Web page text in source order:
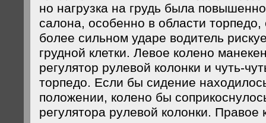
но нагрузка на грудь была
салона, особенно в области торпедо,
более сильном ударе водитель
грудной клетки. Левое колено
регулятор рулевой колонки и чуть-
торпедо. Если бы сидение
положении, колено бы
регулятора рулевой колонки. Правое